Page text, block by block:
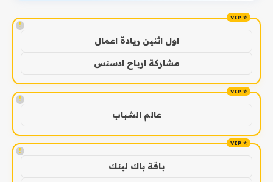
!
اول اثنين ريادة اعمال
مشاركة ارباح ادسنس
!
عالم الشباب
!
باقة باك لينك